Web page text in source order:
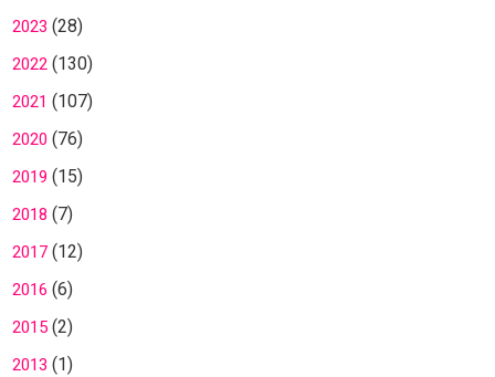
2023 (28)
2022(130)
2021 (107)
2020 (76)
2019 (15)
2018 (7)
2017(12)
2016 (6)
2015(2)
2013 (1)